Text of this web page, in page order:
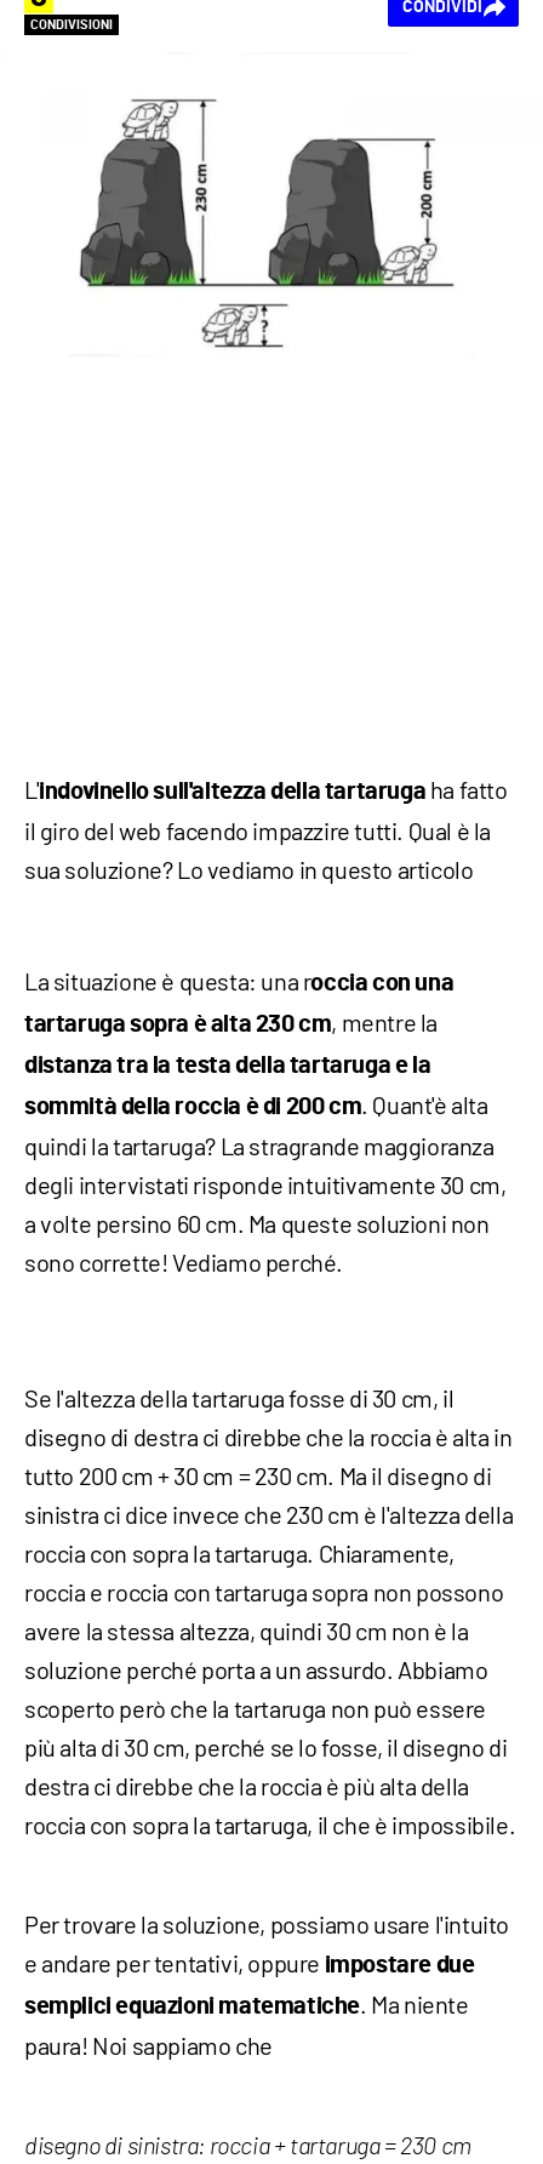
CONDIVISIONI
CONDIVIDI
L'indovinello sull'altezza della tartaruga ha fatto
il giro del web facendo impazzire tutti. Qual è la
sua soluzione? Lo vediamo in questo articolo
La situazione è questa: una roccia con una
tartaruga sopra è alta 230 cm, mentre la
distanza tra la testa della tartaruga e la
sommità della roccia è di 200 cm. Quant'è alta
quindi la tartaruga? La stragrande maggioranza
degli intervistati risponde intuitivamente 30 cm,
a volte persino 60 cm. Ma queste soluzioni non
sono corrette! Vediamo perché.
Se l'altezza della tartaruga fosse di 30 cm, il
disegno di destra ci direbbe che la roccia è alta in
tutto 200 cm + 30 cm = 230 cm. Ma il disegno di
sinistra ci dice invece che 230 cm è l'altezza della
roccia con sopra la tartaruga. Chiaramente,
roccia e roccia con tartaruga sopra non possono
avere la stessa altezza, quindi 30 cm non è la
soluzione perché porta a un assurdo. Abbiamo
scoperto però che la tartaruga non può essere
più alta di 30 cm, perché se lo fosse, il disegno di
destra ci direbbe che la roccia è più alta della
roccia con sopra la tartaruga, il che è impossibile.
Per trovare la soluzione, possiamo usare l'intuito
e andare per tentativi, oppure impostare due
semplici equazioni matematiche. Ma niente
paura! Noi sappiamo che
disegno di sinistra: roccia + tartaruga = 230 cm